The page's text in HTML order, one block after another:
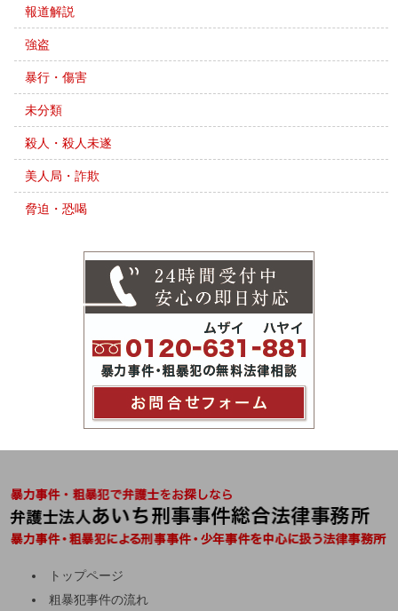
報道解説
強盗
暴行・傷害
未分類
殺人・殺人未遂
美人局・詐欺
脅迫・恐喝
トップページ
粗暴犯事件の流れ